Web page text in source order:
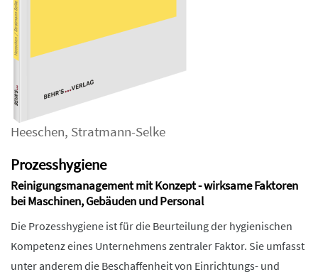
Heeschen, Stratmann-Selke
Prozesshygiene
Reinigungsmanagement mit Konzept - wirksame Faktoren
bei Maschinen, Gebäuden und Personal
Die Prozesshygiene ist für die Beurteilung der hygienischen
Kompetenz eines Unternehmens zentraler Faktor. Sie umfasst
unter anderem die Beschaffenheit von Einrichtungs- und